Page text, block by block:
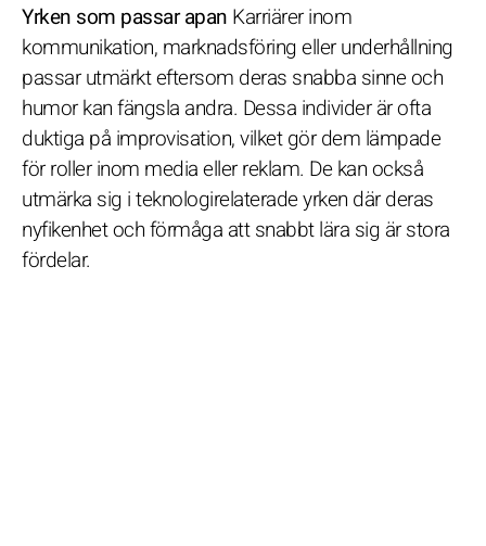
Yrken som passar apan Karriärer inom
kommunikation, marknadsföring eller underhållning
passar utmärkt eftersom deras snabba sinne och
humor kan fängsla andra. Dessa individer är ofta
duktiga på improvisation, vilket gör dem lämpade
för roller inom media eller reklam. De kan också
utmärka sig i teknologirelaterade yrken där deras
nyfikenhet och förmåga att snabbt lära sig är stora
fördelar.